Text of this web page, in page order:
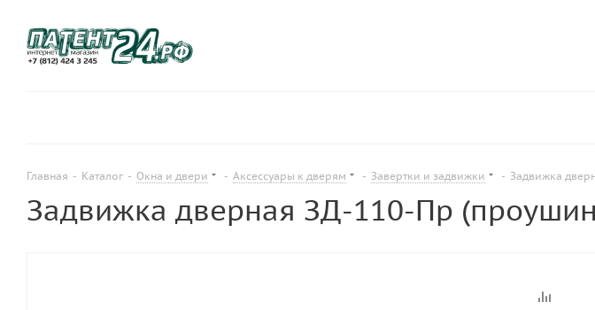
Главная - Каталог - Окна и двери - Аксессуары к дверям - Завертки и задвижки - Задвижка
Задвижка дверная ЗД-110-Пр